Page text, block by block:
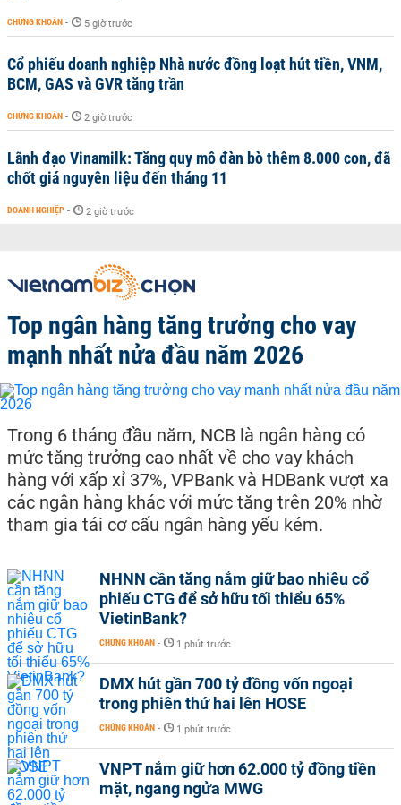
CHỨNG KHOÁN - 5 giờ trước
Cổ phiếu doanh nghiệp Nhà nước đồng loạt hút tiền, VNM,
BCM, GAS và GVR tăng trần
CHỨNG KHOÁN - 2 giờ trước
Lãnh đạo Vinamilk: Tăng quy mô đàn bò thêm 8.000 con, đã
chốt giá nguyên liệu đến tháng 11
DOANH NGHIỆP - 2 giờ trước
Top ngân hàng tăng trưởng cho vay
mạnh nhất nửa đầu năm 2026
Trong 6 tháng đầu năm, NCB là ngân hàng có
mức tăng trưởng cao nhất về cho vay khách
hàng với xấp xỉ 37%, VPBank và HDBank vượt xa
các ngân hàng khác với mức tăng trên 20% nhờ
tham gia tái cơ cấu ngân hàng yếu kém.
NHNN cần tăng nắm giữ bao nhiêu cổ
phiếu CTG để sở hữu tối thiểu 65%
VietinBank?
CHỨNG KHOÁN - 1 phút trước
DMX hút gần 700 tỷ đồng vốn ngoại
trong phiên thứ hai lên HOSE
CHỨNG KHOÁN - 1 phút trước
VNPT nắm giữ hơn 62.000 tỷ đồng tiền
mặt, ngang ngửa MWG